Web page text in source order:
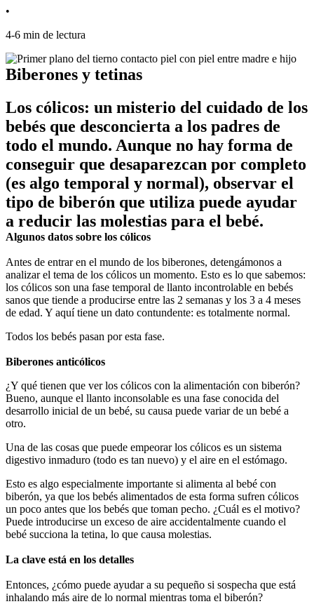
•
4-6 min de lectura
Biberones y tetinas
Los cólicos: un misterio del cuidado de los
bebés que desconcierta a los padres de
todo el mundo. Aunque no hay forma de
conseguir que desaparezcan por completo
(es algo temporal y normal), observar el
tipo de biberón que utiliza puede ayudar
a reducir las molestias para el bebé.
Algunos datos sobre los cólicos
Antes de entrar en el mundo de los biberones, detengámonos a
analizar el tema de los cólicos un momento. Esto es lo que sabemos:
los cólicos son una fase temporal de llanto incontrolable en bebés
sanos que tiende a producirse entre las 2 semanas y los 3 a 4 meses
de edad. Y aquí tiene un dato contundente: es totalmente normal.
Todos los bebés pasan por esta fase.
Biberones anticólicos
¿Y qué tienen que ver los cólicos con la alimentación con biberón?
Bueno, aunque el llanto inconsolable es una fase conocida del
desarrollo inicial de un bebé, su causa puede variar de un bebé a
otro.
Una de las cosas que puede empeorar los cólicos es un sistema
digestivo inmaduro (todo es tan nuevo) y el aire en el estómago.
Esto es algo especialmente importante si alimenta al bebé con
biberón, ya que los bebés alimentados de esta forma sufren cólicos
un poco antes que los bebés que toman pecho. ¿Cuál es el motivo?
Puede introducirse un exceso de aire accidentalmente cuando el
bebé succiona la tetina, lo que causa molestias.
La clave está en los detalles
Entonces, ¿cómo puede ayudar a su pequeño si sospecha que está
inhalando más aire de lo normal mientras toma el biberón?